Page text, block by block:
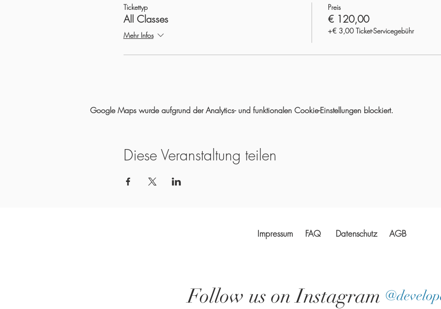
Tickettyp
All Classes
Mehr Infos
Preis
€ 120,00
+€ 3,00 Ticket-Servicegebühr
Google Maps wurde aufgrund der Analytics- und funktionalen Cookie-Einstellungen blockiert.
Diese Veranstaltung teilen
Impressum FAQ Datenschutz AGB
Follow us on Instagram